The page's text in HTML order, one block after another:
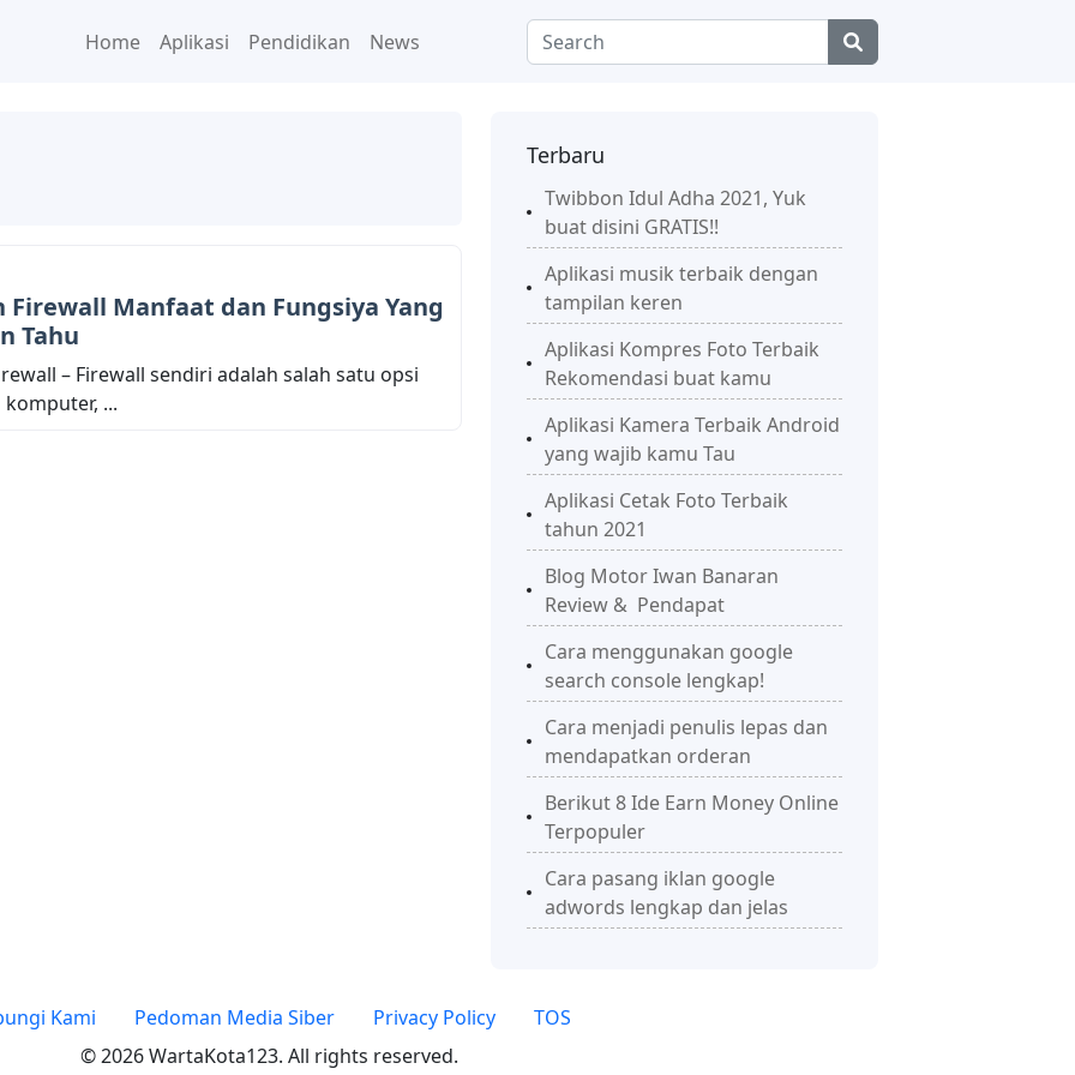
Home Aplikasi Pendidikan News
Manfaat dan Fungsiya Yang
Tahu
– Firewall sendiri adalah salah satu opsi
...
Terbaru
Twibbon Idul Adha 2021, Yuk
buat disini GRATIS!!
Aplikasi musik terbaik dengan
tampilan keren
Aplikasi Kompres Foto Terbaik
Rekomendasi buat kamu
Aplikasi Kamera Terbaik Android
yang wajib kamu Tau
Aplikasi Cetak Foto Terbaik
tahun 2021
Blog Motor Iwan Banaran
Review & Pendapat
Cara menggunakan google
search console lengkap!
Cara menjadi penulis lepas dan
mendapatkan orderan
Berikut 8 Ide Earn Money Online
Terpopuler
Cara pasang iklan google
adwords lengkap dan jelas
Kami Pedoman Media Siber Privacy Policy
TOS
© 2026 WartaKota123. All rights reserved.